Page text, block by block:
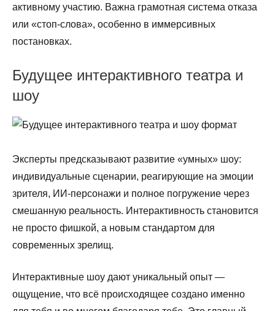
активному участию. Важна грамотная система отказа
или «стоп-слова», особенно в иммерсивных
постановках.
Будущее интерактивного театра и
шоу
Эксперты предсказывают развитие «умных» шоу:
индивидуальные сценарии, реагирующие на эмоции
зрителя, ИИ-персонажи и полное погружение через
смешанную реальность. Интерактивность становится
не просто фишкой, а новым стандартом для
современных зрелищ.
Интерактивные шоу дают уникальный опыт —
ощущение, что всё происходящее создано именно